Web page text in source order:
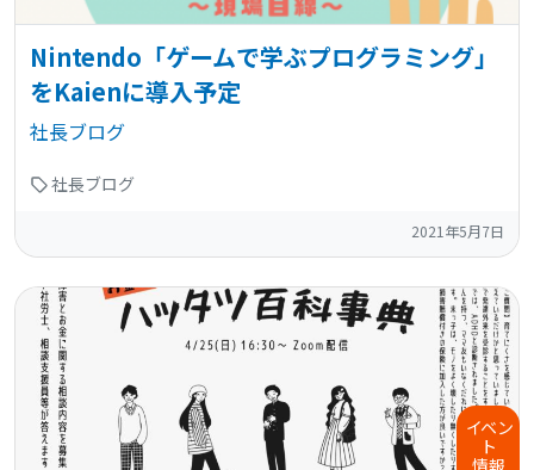
Nintendo「ゲームで学ぶプログラミング」
をKaienに導入予定
社長ブログ
社長ブログ
2021年5月7日
イベン
ト
情報